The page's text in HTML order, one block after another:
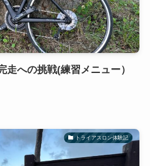
走への挑戦(練習メニュー）
トライアスロン体験記